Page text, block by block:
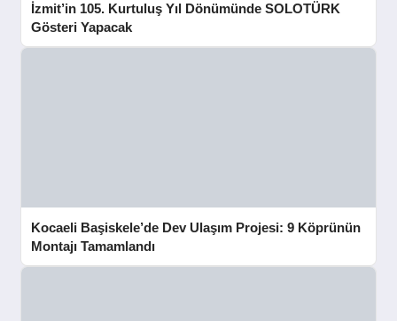
İzmit’in 105. Kurtuluş Yıl Dönümünde SOLOTÜRK
Gösteri Yapacak
Kocaeli Başiskele’de Dev Ulaşım Projesi: 9 Köprünün
Montajı Tamamlandı